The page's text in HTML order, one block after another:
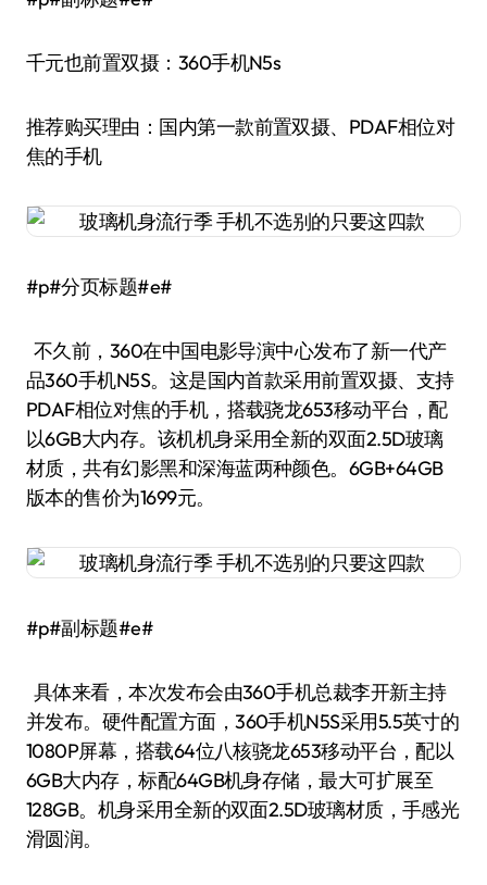
千元也前置双摄：360手机N5s
推荐购买理由：国内第一款前置双摄、PDAF相位对
焦的手机
#p#分页标题#e#
不久前，360在中国电影导演中心发布了新一代产
品360手机N5S。这是国内首款采用前置双摄、支持
PDAF相位对焦的手机，搭载骁龙653移动平台，配
以6GB大内存。该机机身采用全新的双面2.5D玻璃
材质，共有幻影黑和深海蓝两种颜色。6GB+64GB
版本的售价为1699元。
#p#副标题#e#
具体来看，本次发布会由360手机总裁李开新主持
并发布。硬件配置方面，360手机N5S采用5.5英寸的
1080P屏幕，搭载64位八核骁龙653移动平台，配以
6GB大内存，标配64GB机身存储，最大可扩展至
128GB。机身采用全新的双面2.5D玻璃材质，手感光
滑圆润。